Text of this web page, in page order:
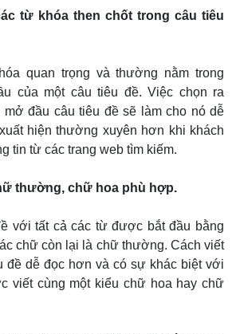
từ khóa then chốt trong câu tiêu
quan trọng và thường nằm trong
của một câu tiêu đề. Việc chọn ra
đầu câu tiêu đề sẽ làm cho nó dễ
hiện thường xuyên hơn khi khách
tin từ các trang web tìm kiếm.
thường, chữ hoa phù hợp.
với tất cả các từ được bắt đầu bằng
chữ còn lại là chữ thường. Cách viết
đề dễ đọc hơn và có sự khác biệt với
viết cùng một kiểu chữ hoa hay chữ